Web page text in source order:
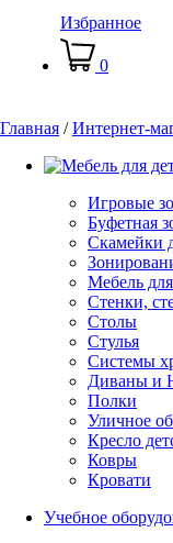
Избранное
0
Главная /Интернет-
Игровые
Буфетная
Скамейки
Мебель
Стенки,
Столы
Стулья
Системы
Диваны и
Полки
Уличное
Кресло
Ковры
Кровати
Учебное